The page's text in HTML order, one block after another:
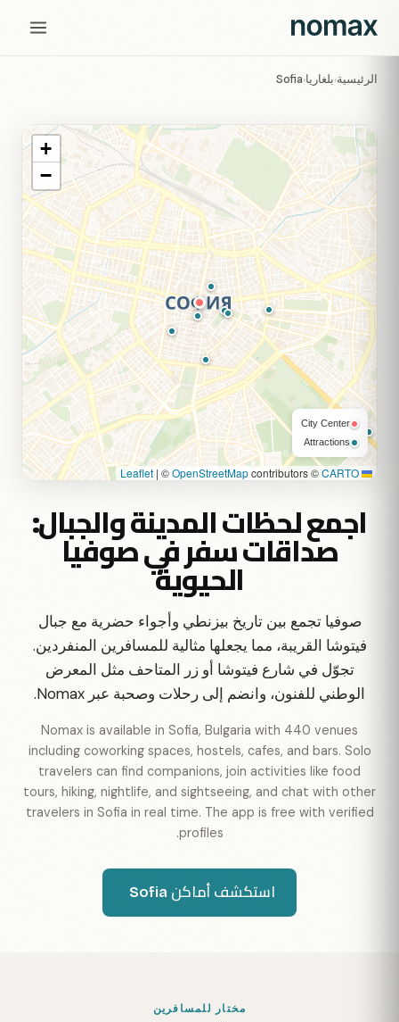
الرئيسية›بلغاريا›
Sofia
اجمع لحظات المدينة والجبال:
صداقات سفر في صوفيا
الحيوية
صوفيا تجمع بين تاريخ بيزنطي وأجواء حضرية مع جبال
فيتوشا القريبة، مما يجعلها مثالية للمسافرين المنفردين.
تجوّل في شارع فيتوشا أو زر المتاحف مثل المعرض
الوطني للفنون، وانضم إلى رحلات وصحبة عبر Nomax.
Nomax is available in Sofia, Bulgaria with 440 venues
including coworking spaces, hostels, cafes, and bars. Solo
travelers can find companions, join activities like food
tours, hiking, nightlife, and sightseeing, and chat with other
travelers in Sofia in real time. The app is free with verified
profiles.
استكشف أماكن Sofia
+
−
City Center
Attractions
| ©OpenStreetMapcontributors ©CARTO
مختار للمسافرين